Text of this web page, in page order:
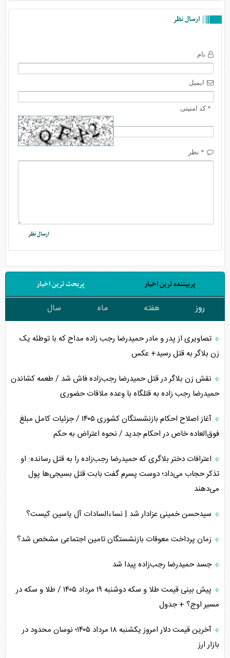
ارسال نظر
نام
ایمیل
* کد امنیتی
* نظر
پربیننده ترین اخبار پربحث ترین اخبار
روز هفته ماه سال
تصاویری از پدر و مادر حمیدرضا رجب زاده مداح که با توطئه یک
زن بلاگر به قتل رسید+ عکس
نقش زن بلاگر در قتل حمیدرضا رجب‌زاده فاش شد / طعمه کشاندن
حمیدرضا رجب زاده به قتلگاه با وعده ملاقات حضوری
آغاز اصلاح احکام بازنشستگان کشوری ۱۴۰۵ / جزئیات کامل مبلغ
فوق‌العاده خاص در احکام جدید / نحوه اعتراض به حکم
اعترافات دختر بلاگری که حمیدرضا رجب‌زاده را به قتل رسانده: او
تذکر حجاب می‌داد؛ دوست پسرم گفت بابت قتل بسیجی‌ها پول
می‌دهند
سیدحسن خمینی عزادار شد | نساءالسادات آل یاسین کیست؟
زمان پرداخت معوقات بازنشستگان تامین اجتماعی مشخص شد؟
جسد حمیدرضا رجب‌زاده پیدا شد
پیش بینی قیمت طلا و سکه دوشنبه ۱۹ مرداد ۱۴۰۵ / طلا و سکه در
مسیر اوج؟ + جدول
آخرین قیمت دلار امروز یکشنبه ۱۸ مرداد ۱۴۰۵؛ نوسان محدود در
بازار ارز